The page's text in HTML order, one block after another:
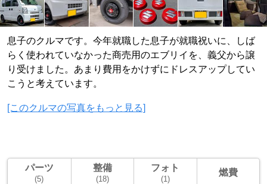
息子のクルマです。今年就職した息子が就職祝いに、しば
らく使われていなかった商売用のエブリイを、義父から譲
り受けました。あまり費用をかけずにドレスアップしてい
こうと考えています。
[このクルマの写真をもっと見る]
パーツ
(5)
整備
(18)
フォト
(1)
燃費